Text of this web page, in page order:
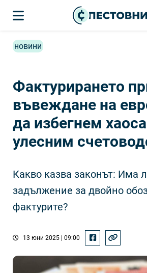
новини
Фактурирането
въвеждане на
да избегнем
улесним
Какво казва законът: Има
задължение за двойно
фактурите?
13 юни 2025 | 09:00